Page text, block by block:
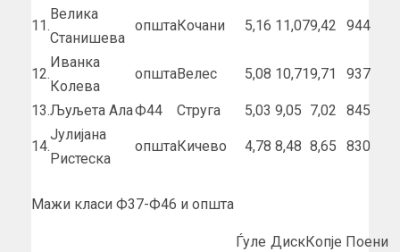
11.
Велика
Станишева
општаКочани 5,16 11,079,42 944
12.
Иванка
Колева
општаВелес 5,08 10,719,71 937
13.Љуљета АлаФ44 Струга 5,03 9,05 7,02 845
14.
Јулијана
Ристеска
општаКичево 4,78 8,48 8,65 830
Мажи класи Ф37-Ф46 и општа
Ѓуле ДискКопје Поени